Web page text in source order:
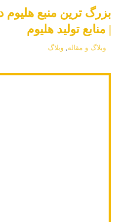
بزرگ ترین منبع
| منابع تولید هلیوم
وبلاگ و مقاله, وبلاگ